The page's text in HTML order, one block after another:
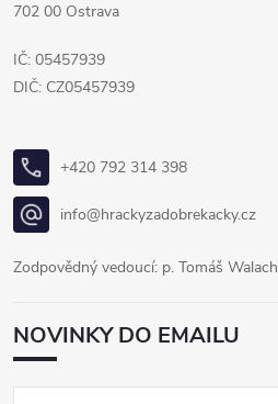
702 00 Ostrava
IČ: 05457939
DIČ: CZ05457939
+420 792 314 398
info@hrackyzadobrekacky.cz
Zodpovědný vedoucí: p. Tomáš Walach
NOVINKY DO EMAILU